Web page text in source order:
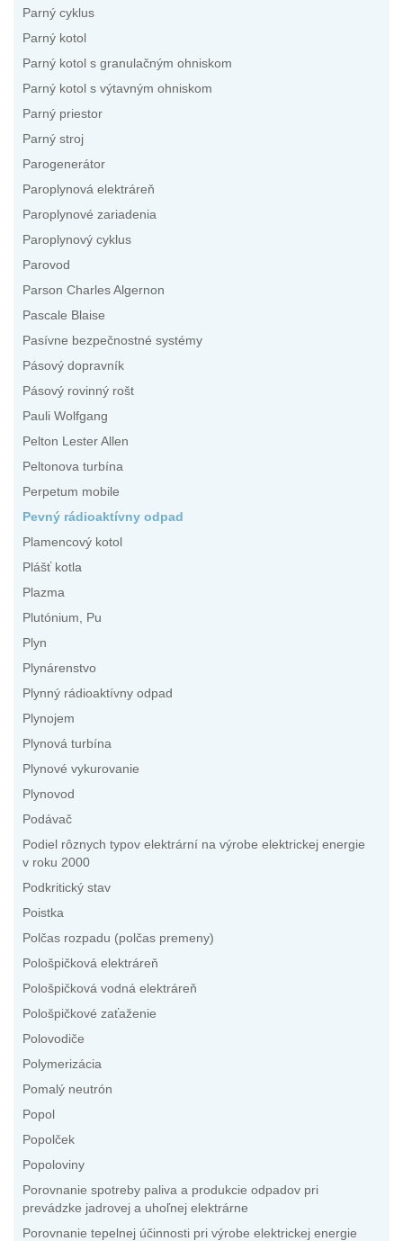
Parný cyklus
Parný kotol
Parný kotol s granulačným ohniskom
Parný kotol s výtavným ohniskom
Parný priestor
Parný stroj
Parogenerátor
Paroplynová elektráreň
Paroplynové zariadenia
Paroplynový cyklus
Parovod
Parson Charles Algernon
Pascale Blaise
Pasívne bezpečnostné systémy
Pásový dopravník
Pásový rovinný rošt
Pauli Wolfgang
Pelton Lester Allen
Peltonova turbína
Perpetum mobile
Pevný rádioaktívny odpad
Plamencový kotol
Plášť kotla
Plazma
Plutónium, Pu
Plyn
Plynárenstvo
Plynný rádioaktívny odpad
Plynojem
Plynová turbína
Plynové vykurovanie
Plynovod
Podávač
Podiel rôznych typov elektrární na výrobe elektrickej energie
v roku 2000
Podkritický stav
Poistka
Polčas rozpadu (polčas premeny)
Pološpičková elektráreň
Pološpičková vodná elektráreň
Pološpičkové zaťaženie
Polovodiče
Polymerizácia
Pomalý neutrón
Popol
Popolček
Popoloviny
Porovnanie spotreby paliva a produkcie odpadov pri
prevádzke jadrovej a uhoľnej elektrárne
Porovnanie tepelnej účinnosti pri výrobe elektrickej energie